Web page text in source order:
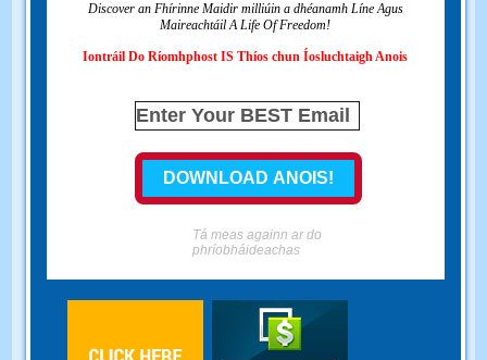
Discover an Fhírinne Maidir milliúin a dhéanamh Líne Agus
Maireachtáil A Life Of Freedom!
Iontráil Do Ríomhphost IS Thíos chun Íosluchtaigh Anois
Tá meas againn ar do
phríobháideachas